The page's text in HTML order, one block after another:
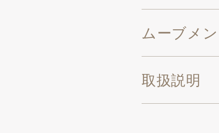
ムーブメン
取扱説明